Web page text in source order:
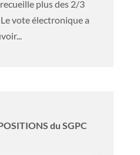
plus des 2/3
vote électronique a
du SGPC